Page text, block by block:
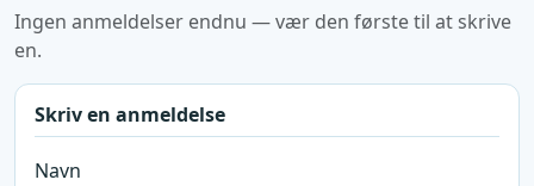
Ingen anmeldelser endnu — vær den første til at skrive
en.
Skriv en anmeldelse
Navn